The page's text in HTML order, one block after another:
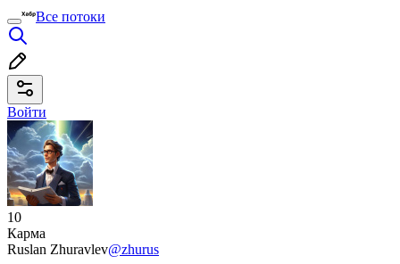
Все потоки
Войти
10
Карма
Ruslan Zhuravlev@zhurus